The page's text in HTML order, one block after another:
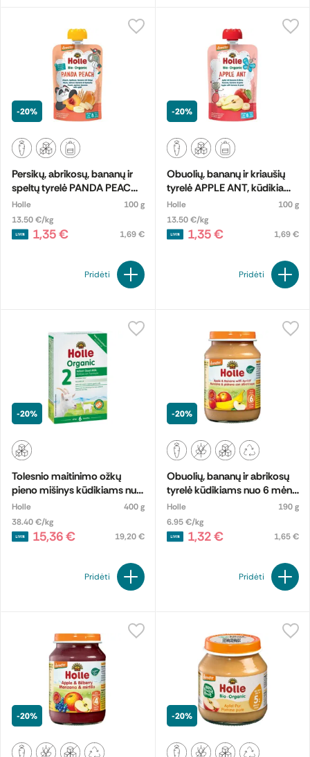
-20%
Persikų, abrikosų, bananų ir
speltų tyrelė PANDA PEACH,
kūdikiams nuo 8 mėn.,
biodinaminė
Holle
100 g
13.50 €/kg
1,35 € 1,69 €
Pridėti
-20%
Obuolių, bananų ir kriaušių
tyrelė APPLE ANT, kūdikiams
nuo 6 mėn., biodinaminė
Holle
100 g
13.50 €/kg
1,35 € 1,69 €
Pridėti
-20%
Tolesnio maitinimo ožkų
pieno mišinys kūdikiams nuo
6 mėnesių Nr. 2, biodinaminis
Holle
400 g
38.40 €/kg
15,36 € 19,20 €
Pridėti
-20%
Obuolių, bananų ir abrikosų
tyrelė kūdikiams nuo 6 mėn.,
biodinaminė
Holle
190 g
6.95 €/kg
1,32 € 1,65 €
Pridėti
-20% -20%